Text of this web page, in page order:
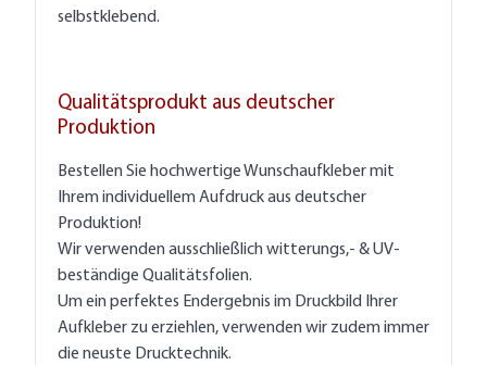
selbstklebend.
Qualitätsprodukt aus deutscher
Produktion
Bestellen Sie hochwertige Wunschaufkleber mit
Ihrem individuellem Aufdruck aus deutscher
Produktion!
Wir verwenden ausschließlich witterungs,- & UV-
beständige Qualitätsfolien.
Um ein perfektes Endergebnis im Druckbild Ihrer
Aufkleber zu erziehlen, verwenden wir zudem immer
die neuste Drucktechnik.